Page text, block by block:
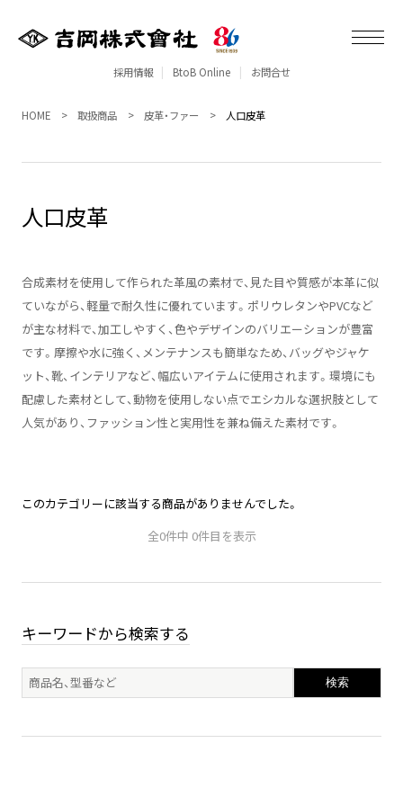
採用情報 BtoB Online お問合せ
HOME 取扱商品 皮革・ファー 人口皮革
人口皮革
合成素材を使用して作られた革風の素材で、見た目や質感が本革に似
ていながら、軽量で耐久性に優れています。ポリウレタンやPVCなど
が主な材料で、加工しやすく、色やデザインのバリエーションが豊富
です。摩擦や水に強く、メンテナンスも簡単なため、バッグやジャケ
ット、靴、インテリアなど、幅広いアイテムに使用されます。環境にも
配慮した素材として、動物を使用しない点でエシカルな選択肢として
人気があり、ファッション性と実用性を兼ね備えた素材です。
このカテゴリーに該当する商品がありませんでした。
全0件中 0件目を表示
キーワードから検索する
検索